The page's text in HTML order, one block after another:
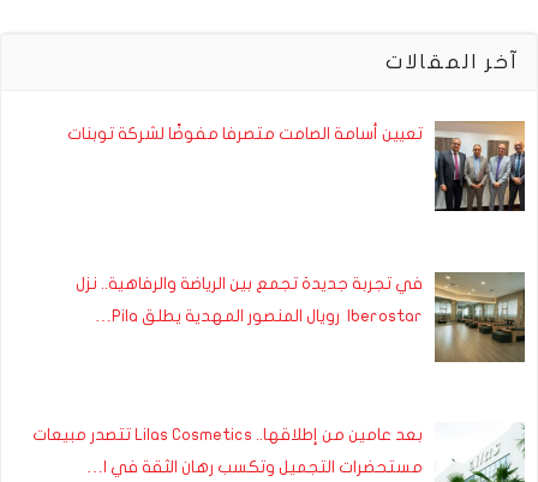
آخر المقالات
تعيين أسامة الصامت متصرفا مفوضًا لشركة توبنات
في تجربة جديدة تجمع بين الرياضة والرفاهية.. نزل
Iberostar رويال المنصور المهدية يطلق Pila…
بعد عامين من إطلاقها.. Lilas Cosmetics تتصدر مبيعات
مستحضرات التجميل وتكسب رهان الثقة في ا…